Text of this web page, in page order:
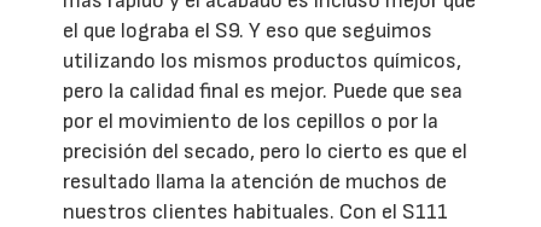
el que lograba el S9. Y eso que seguimos
utilizando los mismos productos químicos,
pero la calidad final es mejor. Puede que sea
por el movimiento de los cepillos o por la
precisión del secado, pero lo cierto es que el
resultado llama la atención de muchos de
nuestros clientes habituales. Con el S111